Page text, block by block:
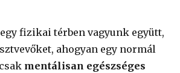
fizikai térben vagyunk együtt,
ahogyan egy normál
mentálisan egészséges